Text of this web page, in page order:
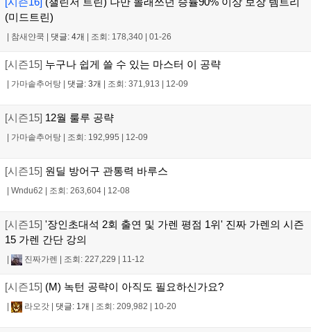
(미드트린)
참새얀쿡 댓글: 4개 조회: 178,340 01-26
[시즌15] 누구나 쉽게 쓸 수 있는 마스터 이 공략
가마솥추어탕 댓글: 3개 조회: 371,913 12-09
[시즌15] 12월 룰루 공략
가마솥추어탕 조회: 192,995 12-09
[시즌15] 원딜 방어구 관통력 바루스
Wndu62 조회: 263,604 12-08
[시즌15] '장인초대석 2회 출연 및 가렌 평점 1위' 진짜 가렌의 시즌
15 가렌 간단 강의
진짜가렌 조회: 227,229 11-12
[시즌15] (M) 녹턴 공략이 아직도 필요하신가요?
라오갓 댓글: 1개 조회: 209,982 10-20